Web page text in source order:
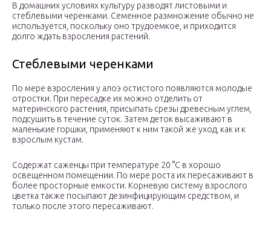
В домашних условиях культуру разводят листовыми и
стеблевыми черенками. Семенное размножение обычно не
используется, поскольку оно трудоемкое, и приходится
долго ждать взросления растений.
Стеблевыми черенками
По мере взросления у алоэ остистого появляются молодые
отростки. При пересадке их можно отделить от
материнского растения, присыпать срезы древесным углем,
подсушить в течение суток. Затем деток высаживают в
маленькие горшки, применяют к ним такой же уход, как и к
взрослым кустам.
Содержат саженцы при температуре 20 °С в хорошо
освещенном помещении. По мере роста их пересаживают в
более просторные емкости. Корневую систему взрослого
цветка также посыпают дезинфицирующим средством, и
только после этого пересаживают.